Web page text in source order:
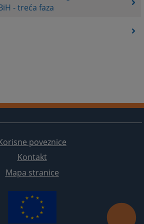
- treća faza
poveznice
Kontakt
Mapa stranice